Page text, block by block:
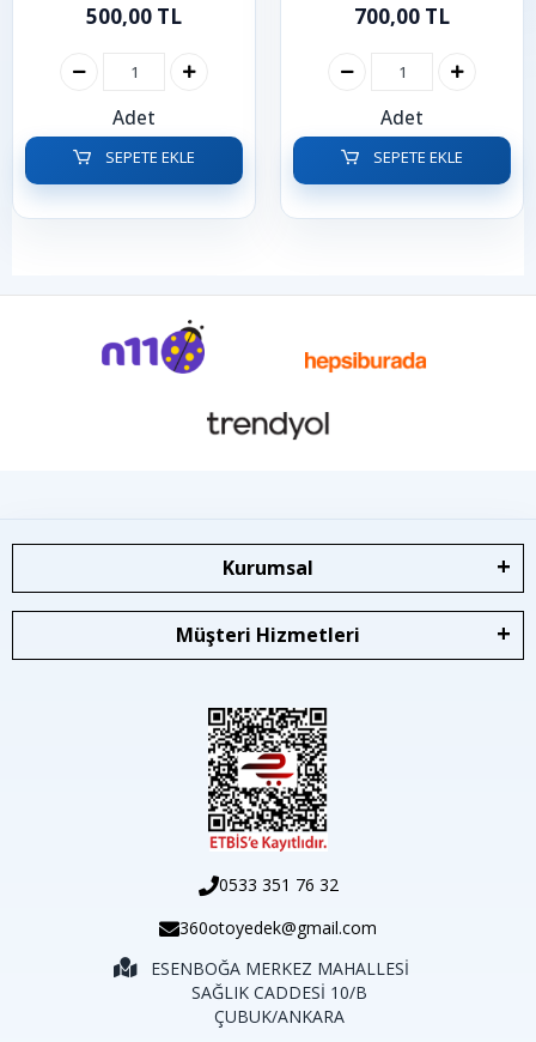
1.0-1.2-1.4-1.5 TSI
500,00 TL
Adet
SEPETE EKLE
2009-2014
700,00 TL
Adet
SEPETE EKLE
Kurumsal
Müşteri Hizmetleri
0533 351 76 32
360otoyedek@gmail.com
ESENBOĞA MERKEZ MAHALLESİ
SAĞLIK CADDESİ 10/B
ÇUBUK/ANKARA